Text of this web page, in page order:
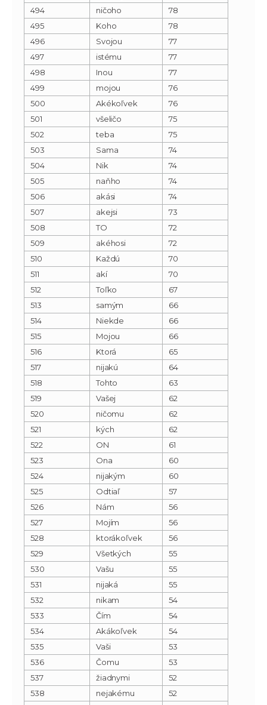
494
ničoho
78
495
Koho
78
496
Svojou
77
497
istému
77
498
Inou
77
499
mojou
76
500
Akékoľvek
76
501
všeličo
75
502
teba
75
503
Sama
74
504
Nik
74
505
naňho
74
506
akási
74
507
akejsi
73
508
TO
72
509
akéhosi
72
510
Každú
70
511
akí
70
512
Toľko
67
513
samým
66
514
Niekde
66
515
Mojou
66
516
Ktorá
65
517
nijakú
64
518
Tohto
63
519
Vašej
62
520
ničomu
62
521
kých
62
522
ON
61
523
Ona
60
524
nijakým
60
525
Odtiaľ
57
526
Nám
56
527
Mojím
56
528
ktorákoľvek
56
529
Všetkých
55
530
Vašu
55
531
nijaká
55
532
nikam
54
533
Čím
54
534
Akákoľvek
54
535
Vaši
53
536
Čomu
53
537
žiadnymi
52
538
nejakému
52